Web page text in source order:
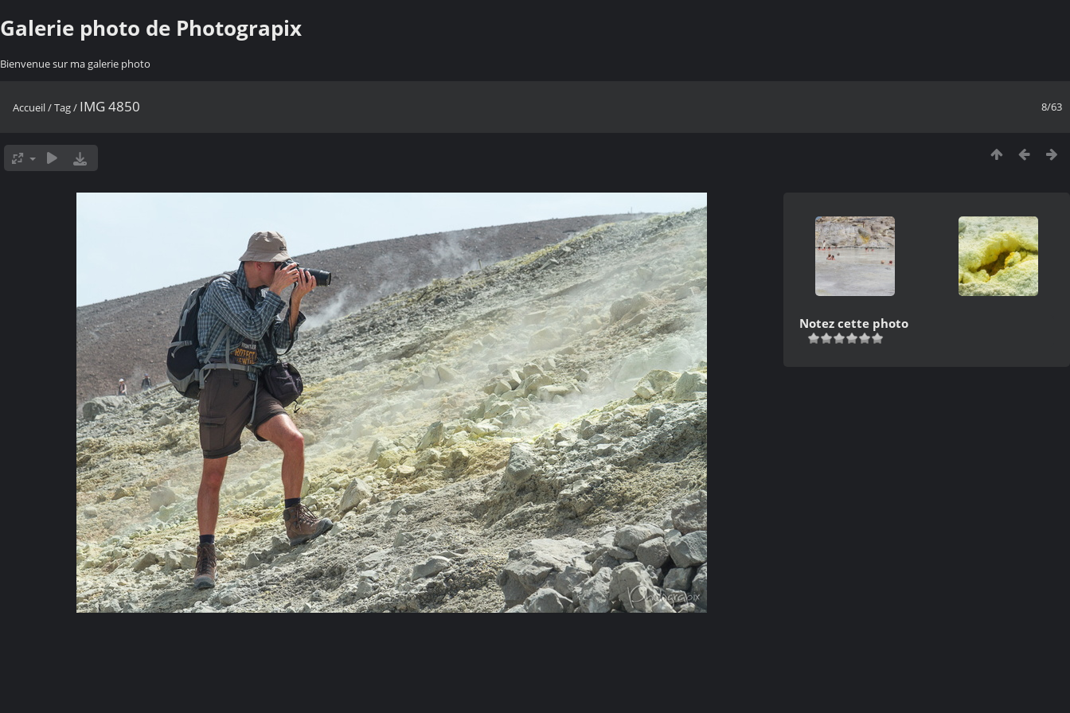
Galerie photo de Photograpix
Bienvenue sur ma galerie photo
8/63
Accueil/Tag/ IMG 4850
Notez cette photo